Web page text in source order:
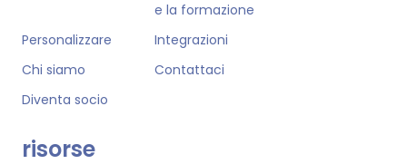
e la formazione
Personalizzare
Integrazioni
Chi siamo
Contattaci
Diventa socio
risorse